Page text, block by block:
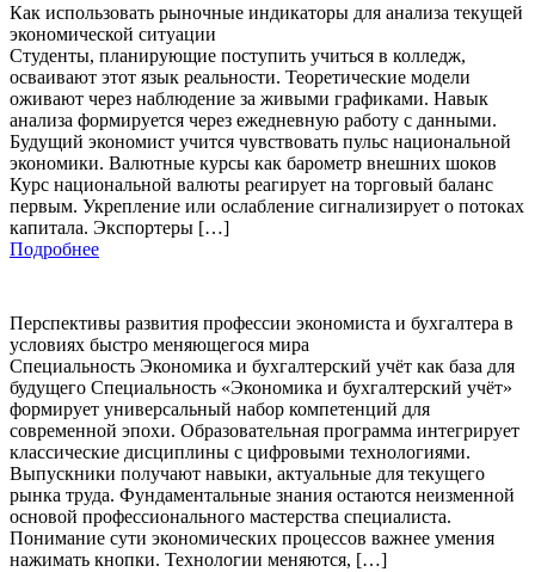
Как использовать рыночные индикаторы для анализа текущей
экономической ситуации
Студенты, планирующие поступить учиться в колледж,
осваивают этот язык реальности. Теоретические модели
оживают через наблюдение за живыми графиками. Навык
анализа формируется через ежедневную работу с данными.
Будущий экономист учится чувствовать пульс национальной
экономики. Валютные курсы как барометр внешних шоков
Курс национальной валюты реагирует на торговый баланс
первым. Укрепление или ослабление сигнализирует о потоках
капитала. Экспортеры […]
Подробнее
Перспективы развития профессии экономиста и бухгалтера в
условиях быстро меняющегося мира
Специальность Экономика и бухгалтерский учёт как база для
будущего Специальность «Экономика и бухгалтерский учёт»
формирует универсальный набор компетенций для
современной эпохи. Образовательная программа интегрирует
классические дисциплины с цифровыми технологиями.
Выпускники получают навыки, актуальные для текущего
рынка труда. Фундаментальные знания остаются неизменной
основой профессионального мастерства специалиста.
Понимание сути экономических процессов важнее умения
нажимать кнопки. Технологии меняются, […]